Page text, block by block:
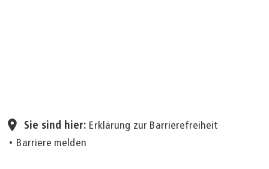
Sie sind hier: Erklärung zur Barrierefreiheit
Barriere melden